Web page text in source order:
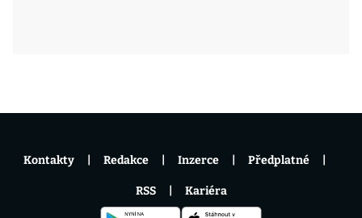
Kontakty Redakce Inzerce Předplatné
RSS Kariéra